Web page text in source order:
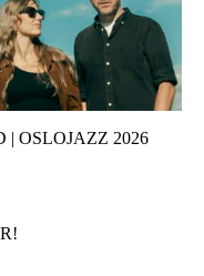
OSLOJAZZ 2026